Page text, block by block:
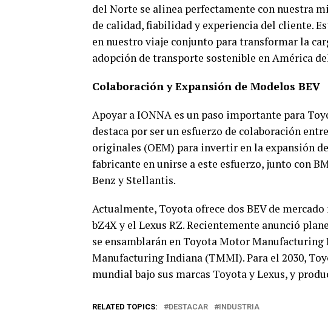
del Norte se alinea perfectamente con nuestra
de calidad, fiabilidad y experiencia del cliente.
en nuestro viaje conjunto para transformar la
adopción de transporte sostenible en América
Colaboración y Expansión de Modelos BEV
Apoyar a IONNA es un paso importante para
destaca por ser un esfuerzo de colaboración
originales (OEM) para invertir en la expansión
fabricante en unirse a este esfuerzo, junto con
Benz y Stellantis.
Actualmente, Toyota ofrece dos BEV de
bZ4X y el Lexus RZ. Recientemente anunció
se ensamblarán en Toyota Motor
Manufacturing Indiana (TMMI). Para el 2030,
mundial bajo sus marcas Toyota y Lexus, y
RELATED TOPICS: DESTACAR INDUSTRIA